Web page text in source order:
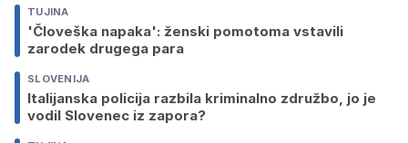
TUJINA
'Človeška napaka': ženski pomotoma vstavili
zarodek drugega para
SLOVENIJA
Italijanska policija razbila kriminalno združbo, jo je
vodil Slovenec iz zapora?